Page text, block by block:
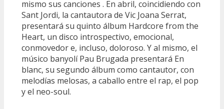
mismo sus canciones . En abril, coincidiendo con
Sant Jordi, la cantautora de Vic Joana Serrat,
presentará su quinto álbum Hardcore from the
Heart, un disco introspectivo, emocional,
conmovedor e, incluso, doloroso. Y al mismo, el
músico banyolí Pau Brugada presentará En
blanc, su segundo álbum como cantautor, con
melodías melosas, a caballo entre el rap, el pop
y el neo-soul.